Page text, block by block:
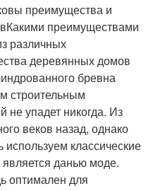
преимущества и
преимуществами
различных
деревянных домов
бревна
строительным
не упадет никогда. Из
веков назад, однако
классические
является данью моде.
оптимален для